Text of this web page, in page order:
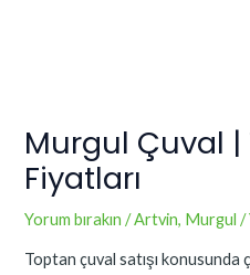
Murgul Çuval
Fiyatları
Yorum bırakın /Artvin, Murgul /
Toptan çuval satışı